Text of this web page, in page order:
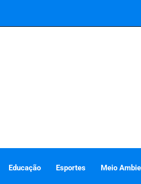
Educação Esportes Meio